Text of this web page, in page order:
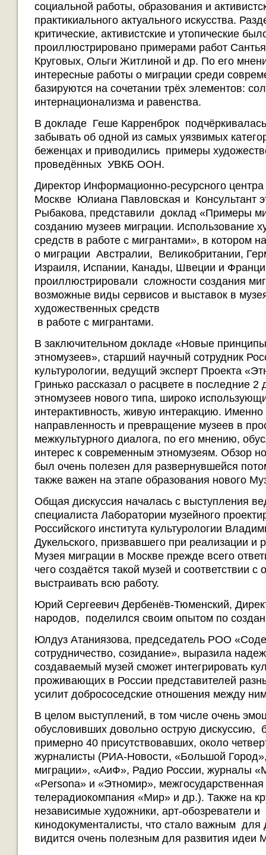
социальной работы, образования и
практикиального актуального искусства.
критические, активистские и утопические
проиллюстрировано примерами работ
Круговых, Ольги Житлиной и др. По его
интересные работы о миграции среди
базируются на сочетании трёх элементов:
интернационализма и равенства.
В докладе Геше Карренброк
забывать об одной из самых уязвимых
беженцах и приводились примеры
проведённых УВКБ ООН.
Директор Информационно-ресурсного
Москве Юлиана Павловская и Консультант
Рыбакова, представили доклад «Примеры
созданию музеев миграции. Использование
средств в работе с мигрантами», в котором
о миграции Австралии, Великобритании,
Израиля, Испании, Канады, Швеции и
проиллюстрировали сложности создания
возможные виды сервисов и выставок в
художественных средств
в работе с мигрантами.
В заключительном докладе «Новые
этномузеев», старший научный сотрудник
культурологии, ведущий эксперт Проекта
Гринько рассказал о расцвете в последние 2
этномузеев нового типа, широко
интерактивность, живую интеракцию.
направленность и превращение музеев в
межкультурного диалога, по его мнению,
интерес к современным этномузеям. Обзор
был очень полезен для развернувшейся
также важен на этапе образования нового
Общая дискуссия началась с выступления
специалиста Лаборатории музейного
Российского института культурологии
Дукельского, призвавшего при реализации и
Музея миграции в Москве прежде всего
чего создаётся такой музей и соответствии с
выстраивать всю работу.
Юрий Сергеевич Дербенёв-Тюменский,
народов, поделился своим опытом по
Юлдуз Атаниязова, председатель РОО
сотрудничество, созидание», выразила
создаваемый музей сможет интегрировать
проживающих в России представителей
усилит добрососедские отношения между
В целом выступлений, в том числе очень
обусловивших довольно острую дискуссию,
примерно 40 присутствовавших, около
журналисты (РИА-Новости, «Большой
миграции», «АиФ», Радио России, журналы
«Persona» и «Этномир», межгосударственная
телерадиокомпания «Мир» и др.). Также на
независимые художники, арт-обозреватели и
кинодокументалисты, что стало важным для
видится очень полезным для развития идеи